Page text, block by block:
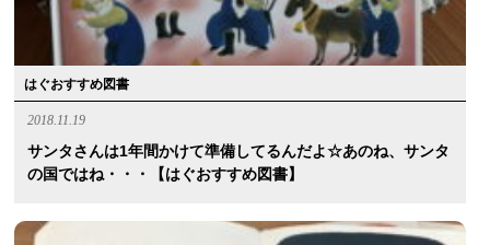
はぐおすすめ図書
2018.11.19
サンタさんは1年間かけて準備してるんだよ☆あのね、サンタ
の国ではね・・・【はぐおすすめ図書】